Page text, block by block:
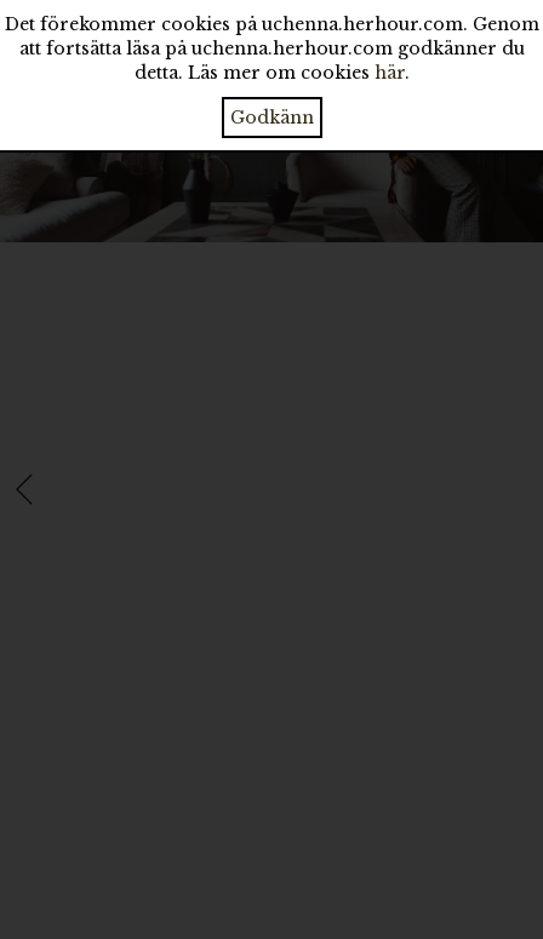
Det förekommer cookies på uchenna.herhour.com. Genom
att fortsätta läsa på uchenna.herhour.com godkänner du
detta. Läs mer om cookies här.
Godkänn